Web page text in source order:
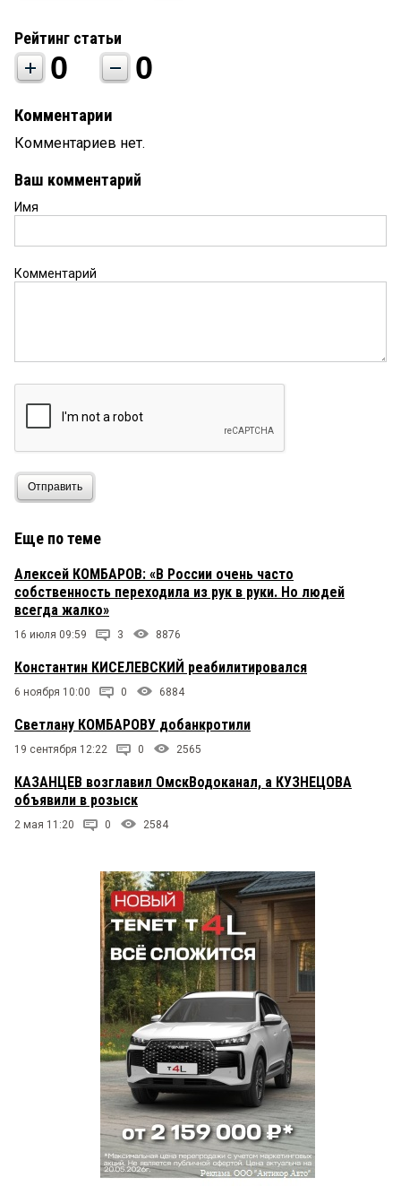
Рейтинг статьи
0 0
Комментарии
Комментариев нет.
Ваш комментарий
Имя
Комментарий
Отправить
Еще по теме
Алексей КОМБАРОВ: «В России очень часто
собственность переходила из рук в руки. Но людей
всегда жалко»
16 июля 09:59 3 8876
Константин КИСЕЛЕВСКИЙ реабилитировался
6 ноября 10:00 0 6884
Светлану КОМБАРОВУ добанкротили
19 сентября 12:22 0 2565
КАЗАНЦЕВ возглавил ОмскВодоканал, а КУЗНЕЦОВА
объявили в розыск
2 мая 11:20 0 2584